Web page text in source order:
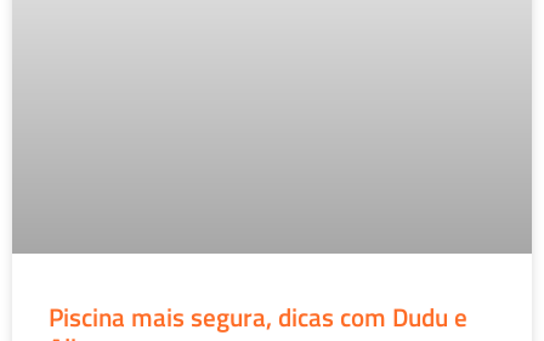
Piscina mais segura, dicas com Dudu e